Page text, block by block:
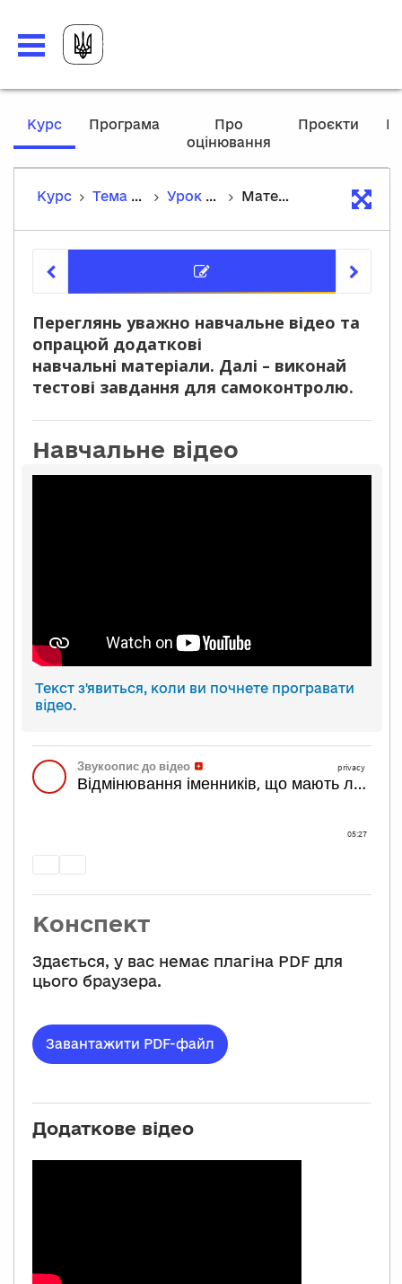
Курс,
Програма
Про
оцінювання
Проєкти
Курс Тема 11. Морфологія. Іменник Урок 114. Відмінювання іменників, що мають лише форму множини Матеріали курсу
Переглянь уважно навчальне відео та
опрацюй додаткові
навчальні матеріали. Далі – виконай
тестові завдання для самоконтролю.
Навчальне відео
Текст з'явиться, коли ви почнете програвати
відео.
Конспект
Здається, у вас немає плагіна PDF для
цього браузера.
Завантажити PDF-файл
Додаткове відео